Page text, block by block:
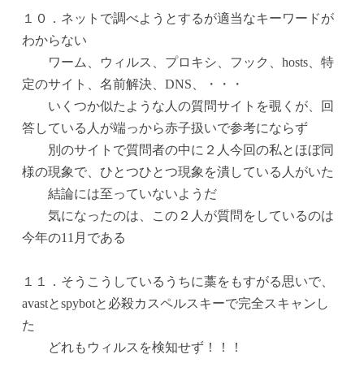
１０．ネットで調べようとするが適当なキーワードが
わからない
ワーム、ウィルス、プロキシ、フック、hosts、特
定のサイト、名前解決、DNS、・・・
いくつか似たような人の質問サイトを覗くが、回
答している人が端っから赤子扱いで参考にならず
別のサイトで質問者の中に２人今回の私とほぼ同
様の現象で、ひとつひとつ現象を潰している人がいた
結論には至っていないようだ
気になったのは、この２人が質問をしているのは
今年の11月である
１１．そうこうしているうちに藁をもすがる思いで、
avastとspybotと必殺カスペルスキーで完全スキャンし
た
どれもウィルスを検知せず！！！